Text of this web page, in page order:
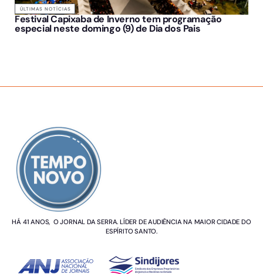
ÚLTIMAS NOTÍCIAS
Festival Capixaba de Inverno tem programação
especial neste domingo (9) de Dia dos Pais
HÁ 41 ANOS, O JORNAL DA SERRA. LÍDER DE AUDIÊNCIA NA MAIOR CIDADE DO
ESPÍRITO SANTO.